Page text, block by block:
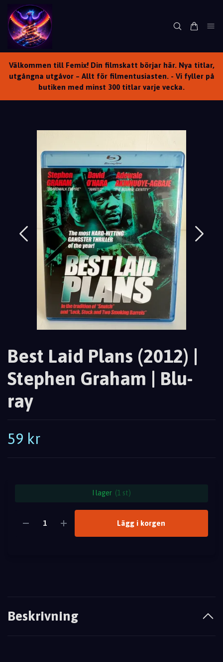
Välkommen till Femix! Din filmskatt börjar här. Nya titlar,
utgångna utgåvor – Allt för filmentusiasten. - Vi fyller på
butiken med minst 300 titlar varje vecka.
Best Laid Plans (2012) |
Stephen Graham | Blu-
ray
59 kr
I lager (1 st)
Lägg i korgen
Beskrivning